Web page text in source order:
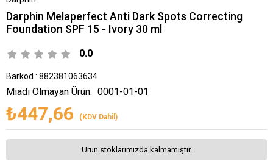
Darphin Melaperfect Anti Dark Spots Correcting
Foundation SPF 15 - Ivory 30 ml
0.0
Barkod : 882381063634
₺447,66 (KDV Dahil)
Miadı Olmayan Ürün: 0001-01-01
Ürün stoklarımızda kalmamıştır.